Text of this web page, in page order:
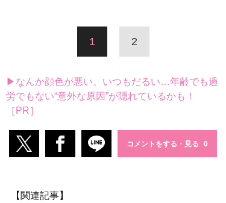
1 2
▶なんか顔色が悪い、いつもだるい…年齢でも過
労でもない“意外な原因”が隠れているかも！
［PR］
コメントをする・見る
【関連記事】